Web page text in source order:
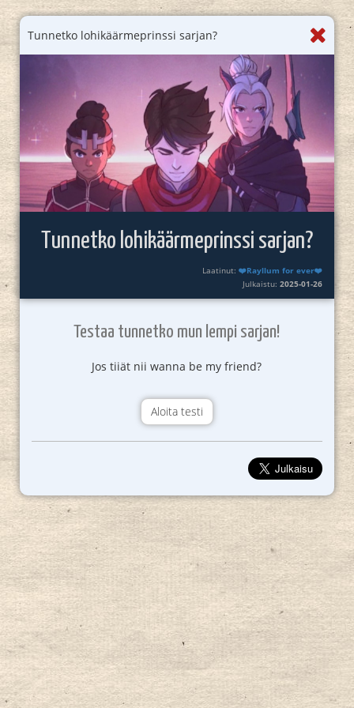
Tunnetko lohikäärmeprinssi sarjan?
Tunnetko lohikäärmeprinssi sarjan?
Laatinut:❤️Rayllum for ever❤️
Julkaistu:2025-01-26
Testaa tunnetko mun lempi sarjan!
Jos tiiät nii wanna be my friend?
Aloita testi